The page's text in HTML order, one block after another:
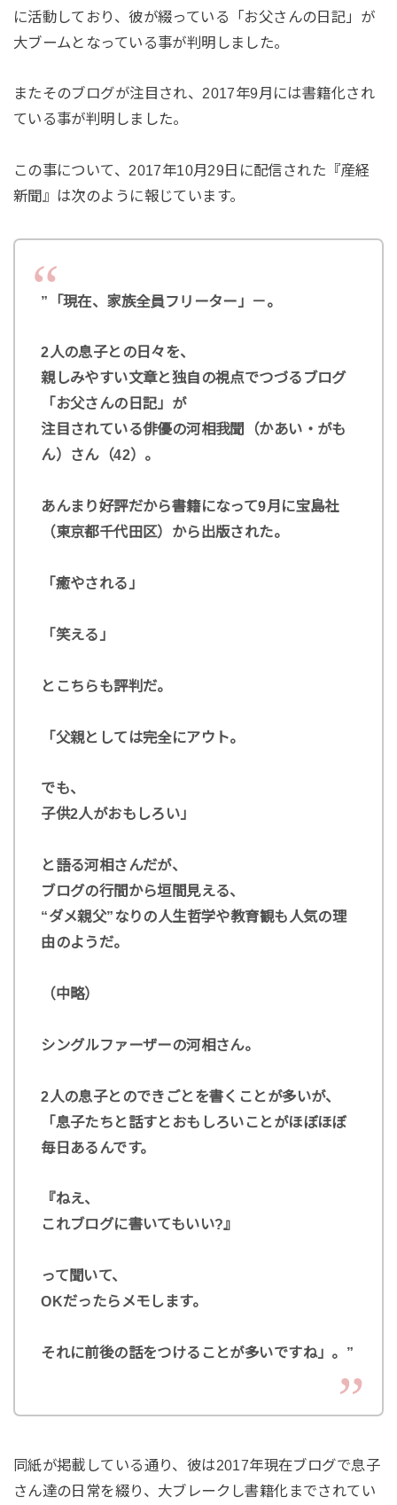
に活動しており、彼が綴っている「お父さんの日記」が
大ブームとなっている事が判明しました。
またそのブログが注目され、2017年9月には書籍化され
ている事が判明しました。
この事について、2017年10月29日に配信された『産経
新聞』は次のように報じています。
”「現在、家族全員フリーター」－。
2人の息子との日々を、
親しみやすい文章と独自の視点でつづるブログ
「お父さんの日記」が
注目されている俳優の河相我聞（かあい・がも
ん）さん（42）。
あんまり好評だから書籍になって9月に宝島社
（東京都千代田区）から出版された。
「癒やされる」
「笑える」
とこちらも評判だ。
「父親としては完全にアウト。
でも、
子供2人がおもしろい」
と語る河相さんだが、
ブログの行間から垣間見える、
“ダメ親父”なりの人生哲学や教育観も人気の理
由のようだ。
（中略）
シングルファーザーの河相さん。
2人の息子とのできごとを書くことが多いが、
「息子たちと話すとおもしろいことがほぼほぼ
毎日あるんです。
『ねえ、
これブログに書いてもいい?』
って聞いて、
OKだったらメモします。
それに前後の話をつけることが多いですね」。”
同紙が掲載している通り、彼は2017年現在ブログで息子
さん達の日常を綴り、大ブレークし書籍化までされてい